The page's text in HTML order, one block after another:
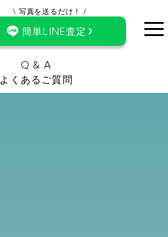
\ 写真を送るだけ！ /
簡単LINE査定
Q & A
よくあるご質問